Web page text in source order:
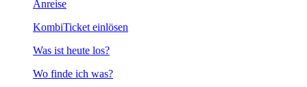
Anreise
KombiTicket einlösen
Was ist heute los?
Wo finde ich was?